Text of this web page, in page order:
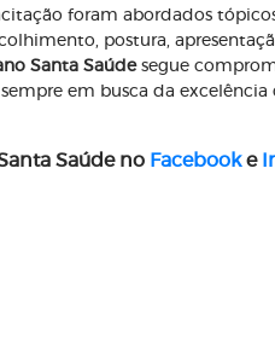
foram abordados
postura,
Santa Saúdesegue
em busca da
Saúde no Facebooke